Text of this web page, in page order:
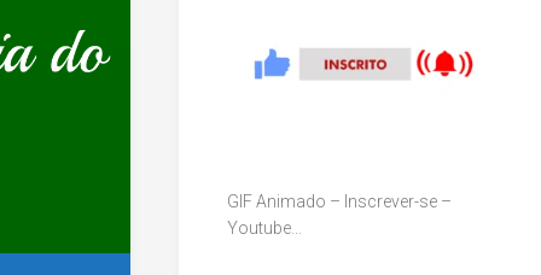
GIF Animado – Inscrever-se –
Youtube…